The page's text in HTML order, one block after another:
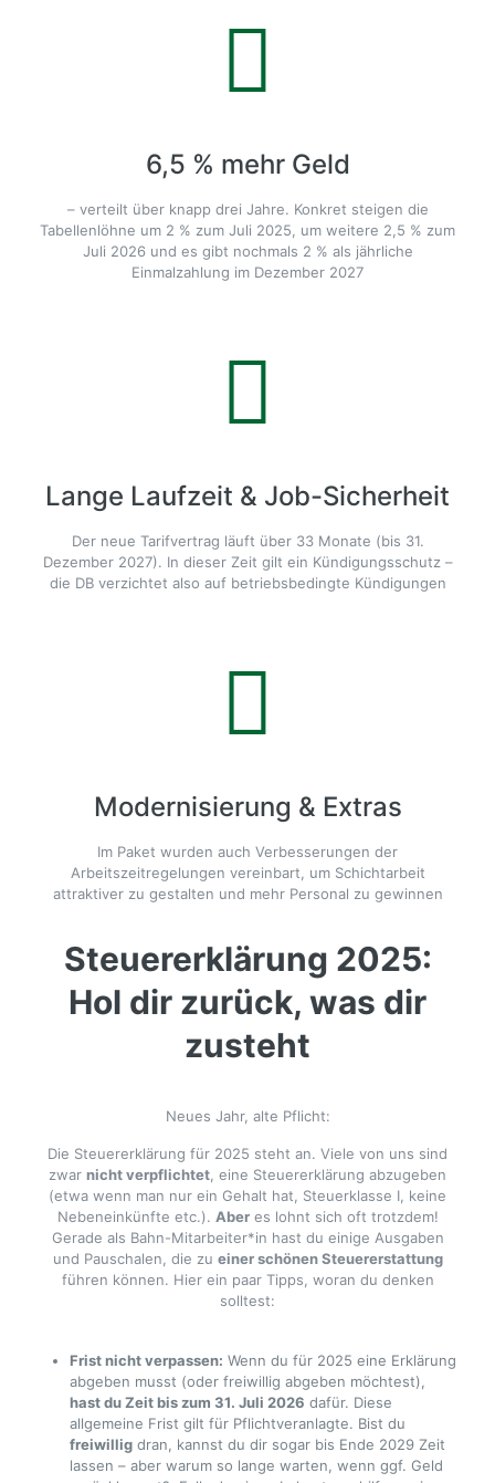
6,5 % mehr Geld
– verteilt über knapp drei Jahre. Konkret steigen die
Tabellenlöhne um 2 % zum Juli 2025, um weitere 2,5 % zum
Juli 2026 und es gibt nochmals 2 % als jährliche
Einmalzahlung im Dezember 2027
Lange Laufzeit & Job-Sicherheit
Der neue Tarifvertrag läuft über 33 Monate (bis 31.
Dezember 2027). In dieser Zeit gilt ein Kündigungsschutz –
die DB verzichtet also auf betriebsbedingte Kündigungen
Modernisierung & Extras
Im Paket wurden auch Verbesserungen der
Arbeitszeitregelungen vereinbart, um Schichtarbeit
attraktiver zu gestalten und mehr Personal zu gewinnen
Steuererklärung 2025:
Hol dir zurück, was dir
zusteht
Neues Jahr, alte Pflicht:
Die Steuererklärung für 2025 steht an. Viele von uns sind
zwar nicht verpflichtet , eine Steuererklärung abzugeben
(etwa wenn man nur ein Gehalt hat, Steuerklasse I, keine
Nebeneinkünfte etc.). Aberes lohnt sich oft trotzdem!
Gerade als Bahn-Mitarbeiter*in hast du einige Ausgaben
und Pauschalen, die zu einer schönen Steuererstattung
führen können. Hier ein paar Tipps, woran du denken
solltest:
Frist nicht verpassen: Wenn du für 2025 eine Erklärung
abgeben musst (oder freiwillig abgeben möchtest),
hast du Zeit bis zum 31. Juli 2026 dafür. Diese
allgemeine Frist gilt für Pflichtveranlagte. Bist du
freiwillig dran, kannst du dir sogar bis Ende 2029 Zeit
lassen – aber warum so lange warten, wenn ggf. Geld